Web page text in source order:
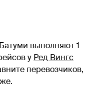
выполняют 1
у Ред Вингс
перевозчиков,